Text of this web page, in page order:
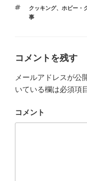
ゴ
リ
タ
グ
クッキング、 ホビー・
事
コメントを残す
メールアドレスが公
いている欄は必須項
コメント